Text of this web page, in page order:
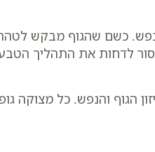
כשם שהגוף מבקש
לדחות את התהליך
הגוף והנפש. כל מצוקה